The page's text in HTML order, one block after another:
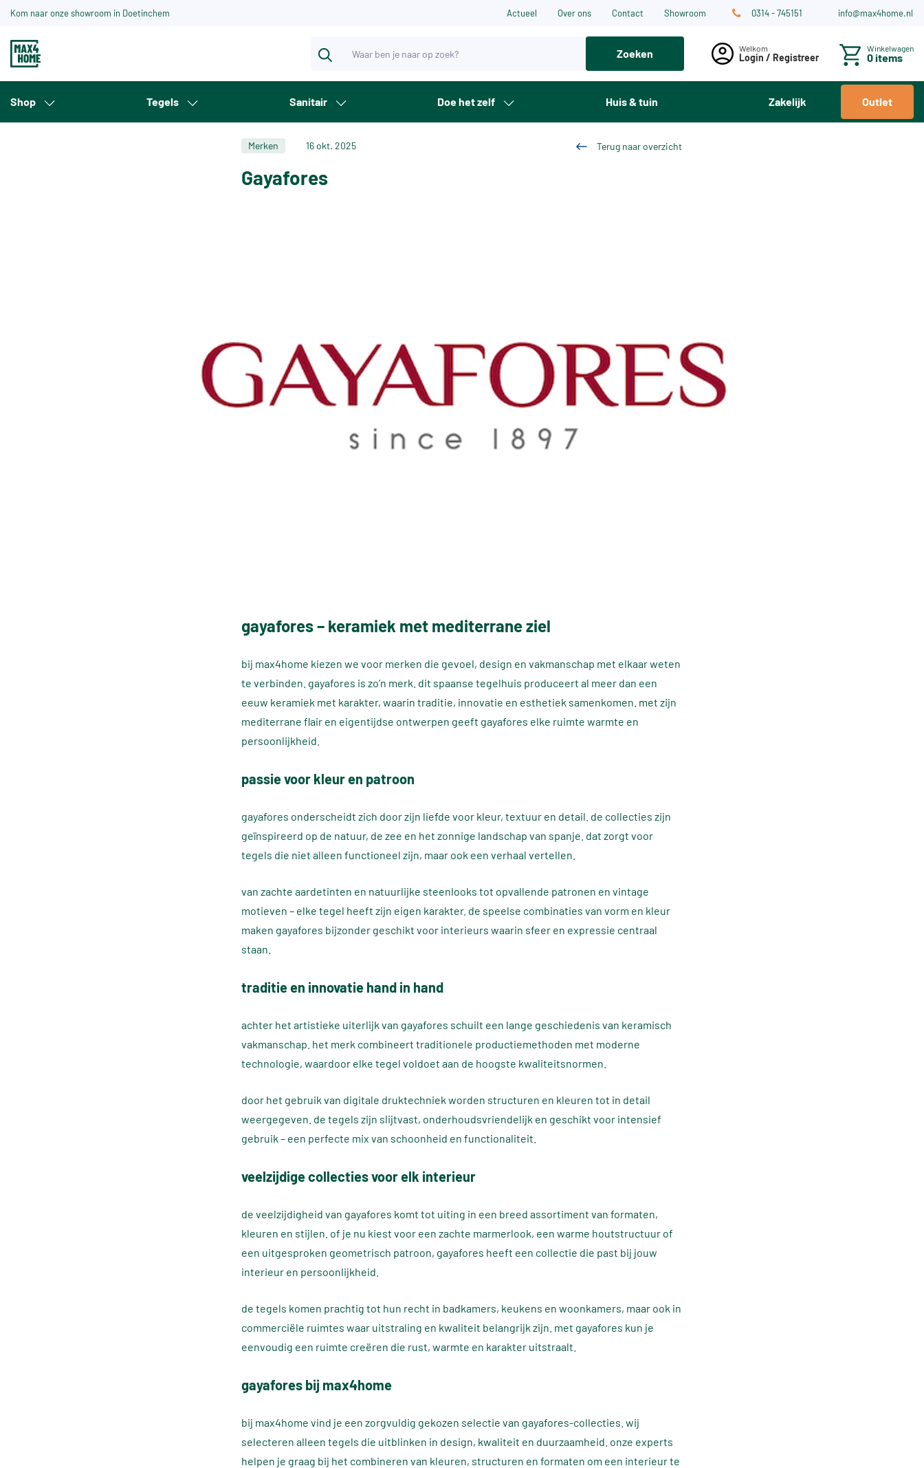
Kom naar onze showroom in Doetinchem Actueel Over ons Contact Showroom 0314 - 745151 info@max4home.nl
Zoeken Login / Registreer
Winkelwagen
0 items
Shop Tegels Sanitair Doe het zelf Huis & tuin Zakelijk Outlet
Merken 16 okt. 2025 Terug naar overzicht
Gayafores
gayafores – keramiek met mediterrane ziel
bij max4home kiezen we voor merken die gevoel, design en vakmanschap met elkaar weten
te verbinden. gayafores is zo’n merk. dit spaanse tegelhuis produceert al meer dan een
eeuw keramiek met karakter, waarin traditie, innovatie en esthetiek samenkomen. met zijn
mediterrane flair en eigentijdse ontwerpen geeft gayafores elke ruimte warmte en
persoonlijkheid.
passie voor kleur en patroon
gayafores onderscheidt zich door zijn liefde voor kleur, textuur en detail. de collecties zijn
geïnspireerd op de natuur, de zee en het zonnige landschap van spanje. dat zorgt voor
tegels die niet alleen functioneel zijn, maar ook een verhaal vertellen.
van zachte aardetinten en natuurlijke steenlooks tot opvallende patronen en vintage
motieven – elke tegel heeft zijn eigen karakter. de speelse combinaties van vorm en kleur
maken gayafores bijzonder geschikt voor interieurs waarin sfeer en expressie centraal
staan.
traditie en innovatie hand in hand
achter het artistieke uiterlijk van gayafores schuilt een lange geschiedenis van keramisch
vakmanschap. het merk combineert traditionele productiemethoden met moderne
technologie, waardoor elke tegel voldoet aan de hoogste kwaliteitsnormen.
door het gebruik van digitale druktechniek worden structuren en kleuren tot in detail
weergegeven. de tegels zijn slijtvast, onderhoudsvriendelijk en geschikt voor intensief
gebruik – een perfecte mix van schoonheid en functionaliteit.
veelzijdige collecties voor elk interieur
de veelzijdigheid van gayafores komt tot uiting in een breed assortiment van formaten,
kleuren en stijlen. of je nu kiest voor een zachte marmerlook, een warme houtstructuur of
een uitgesproken geometrisch patroon, gayafores heeft een collectie die past bij jouw
interieur en persoonlijkheid.
de tegels komen prachtig tot hun recht in badkamers, keukens en woonkamers, maar ook in
commerciële ruimtes waar uitstraling en kwaliteit belangrijk zijn. met gayafores kun je
eenvoudig een ruimte creëren die rust, warmte en karakter uitstraalt.
gayafores bij max4home
bij max4home vind je een zorgvuldig gekozen selectie van gayafores-collecties. wij
selecteren alleen tegels die uitblinken in design, kwaliteit en duurzaamheid. onze experts
helpen je graag bij het combineren van kleuren, structuren en formaten om een interieur te